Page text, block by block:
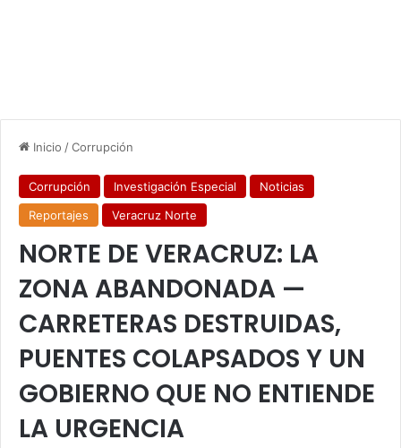
Inicio /Corrupción
Corrupción Investigación Especial
Noticias
Reportajes
Veracruz Norte
NORTE DE VERACRUZ: LA
ZONA ABANDONADA —
CARRETERAS DESTRUIDAS,
PUENTES COLAPSADOS Y UN
GOBIERNO QUE NO ENTIENDE
LA URGENCIA